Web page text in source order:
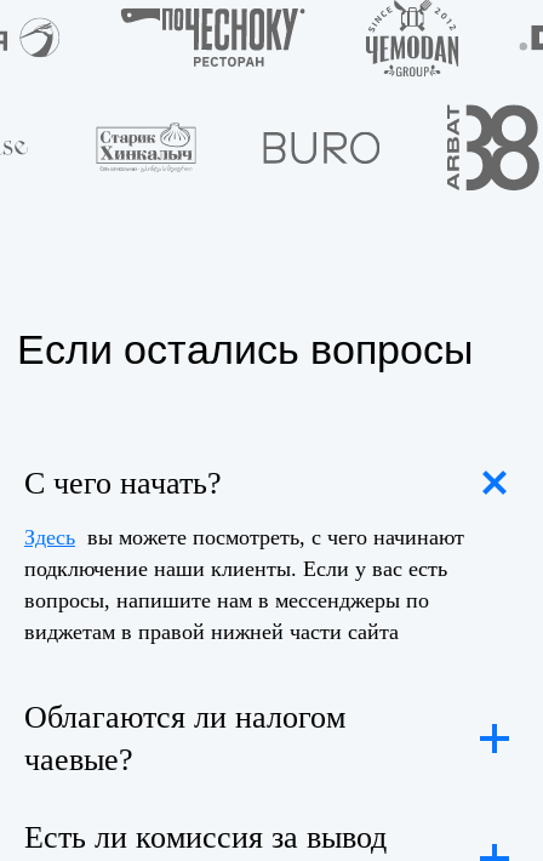
С чего начать?
Здесь вы можете посмотреть, с чего начинают
подключение наши клиенты. Если у вас есть
вопросы, напишите нам в мессенджеры по
виджетам в правой нижней части сайта
Облагаются ли налогом
чаевые?
Есть ли комиссия за вывод